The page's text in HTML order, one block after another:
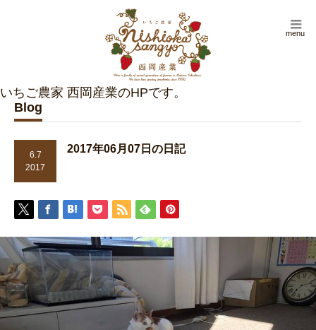
menu
Blog
6.7
2017
2017年06月07日の日記